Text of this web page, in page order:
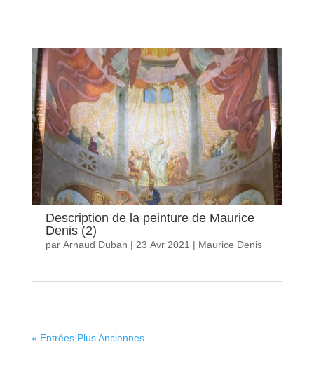
Description de la peinture de Maurice
Denis (2)
par Arnaud Duban | 23 Avr 2021 | Maurice Denis
« Entrées Plus Anciennes